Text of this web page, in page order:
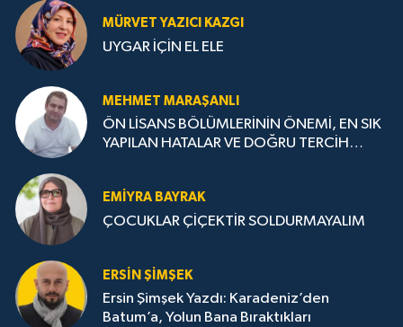
MÜRVET YAZICI KAZGI
UYGAR İÇİN EL ELE
MEHMET MARAŞANLI
ÖN LİSANS BÖLÜMLERİNİN ÖNEMİ, EN SIK
YAPILAN HATALAR VE DOĞRU TERCİH
EMIYRA BAYRAK
ÇOCUKLAR ÇİÇEKTİR SOLDURMAYALIM
ERSIN ŞIMŞEK
Ersin Şimşek Yazdı: Karadeniz’den
Batum’a, Yolun Bana Bıraktıkları